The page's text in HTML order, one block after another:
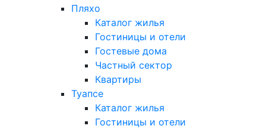
Пляхо
Каталог жилья
Гостиницы и отели
Гостевые дома
Частный сектор
Квартиры
Туапсе
Каталог жилья
Гостиницы и отели